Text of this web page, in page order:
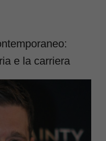
e la carriera